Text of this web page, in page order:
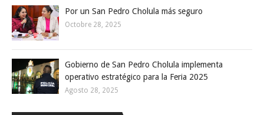
Por un San Pedro Cholula más seguro
Octobre 28, 2025
Gobierno de San Pedro Cholula implementa
operativo estratégico para la Feria 2025
Agosto 28, 2025